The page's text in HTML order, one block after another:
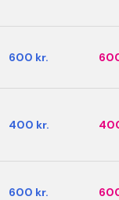
600 kr.
400 kr.
600 kr.